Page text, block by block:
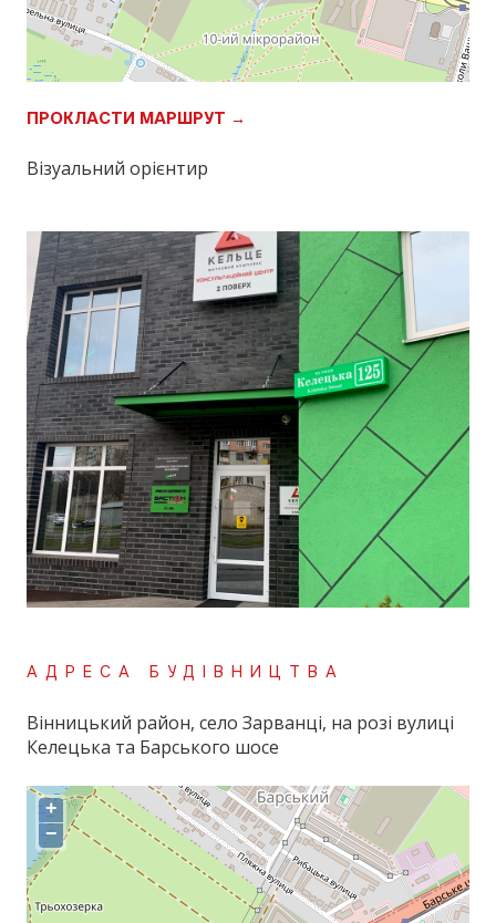
ПРОКЛАСТИ МАРШРУТ →
Візуальний орієнтир
АДРЕСА БУДІВНИЦТВА
Вінницький район, село Зарванці, на розі вулиці
Келецька та Барського шосе
+
−